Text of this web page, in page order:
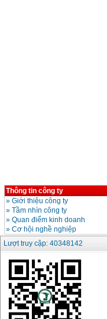
Thông tin công ty
» Giới thiệu công ty
» Tầm nhìn công ty
» Quan điểm kinh doanh
» Cơ hội nghề nghiệp
Lượt truy cập: 40348142